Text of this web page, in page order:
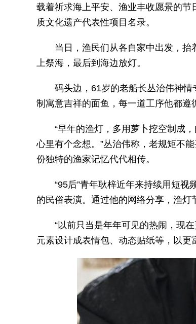
载着祈求海上平安、渔业丰收愿景的
质文化遗产代表性项目名录。
当日，渔民们从各自家中出发，
上祭海，最后到海边放灯。
码头边，61岁的老船长丛治伟神
制寓意吉祥的面鱼，每一道工序他都遵
“早年的渔灯，多用萝卜挖空制成
心里有个念想。”丛治伟称，老规矩不
份独特的渔家记忆代代相传。
“95后”青年耿梓近年来持续用短
的民俗表演。通过他的网络分享，渔灯
“以前只当是年年可见的热闹，现
元素设计成表情包、动态贴纸等，以更